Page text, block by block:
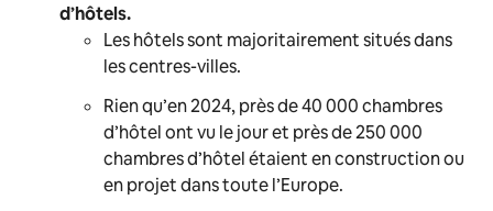
d’hôtels.
Les hôtels sont majoritairement situés dans
les centres-villes.
Rien qu’en 2024, près de 40 000 chambres
d’hôtel ont vu le jour et près de 250 000
chambres d’hôtel étaient en construction ou
en projet dans toute l’Europe.